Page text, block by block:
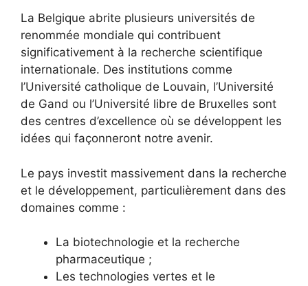
La Belgique abrite plusieurs universités de
renommée mondiale qui contribuent
significativement à la recherche scientifique
internationale. Des institutions comme
l’Université catholique de Louvain, l’Université
de Gand ou l’Université libre de Bruxelles sont
des centres d’excellence où se développent les
idées qui façonneront notre avenir.
Le pays investit massivement dans la recherche
et le développement, particulièrement dans des
domaines comme :
La biotechnologie et la recherche
pharmaceutique ;
Les technologies vertes et le